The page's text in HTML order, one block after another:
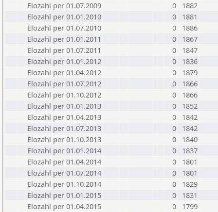
Elozahl per 01.07.2009
0
1882
Elozahl per 01.01.2010
0
1881
Elozahl per 01.07.2010
0
1886
Elozahl per 01.01.2011
0
1867
Elozahl per 01.07.2011
0
1847
Elozahl per 01.01.2012
0
1836
Elozahl per 01.04.2012
0
1879
Elozahl per 01.07.2012
0
1866
Elozahl per 01.10.2012
0
1866
Elozahl per 01.01.2013
0
1852
Elozahl per 01.04.2013
0
1842
Elozahl per 01.07.2013
0
1842
Elozahl per 01.10.2013
0
1840
Elozahl per 01.01.2014
0
1837
Elozahl per 01.04.2014
0
1801
Elozahl per 01.07.2014
0
1801
Elozahl per 01.10.2014
0
1829
Elozahl per 01.01.2015
0
1831
Elozahl per 01.04.2015
0
1799